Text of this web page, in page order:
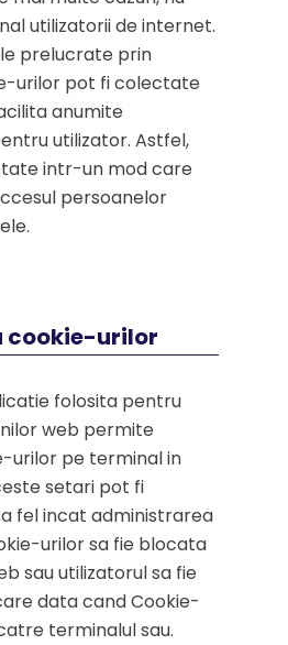
utilizatorii de internet.
prelucrate prin
urilor pot fi colectate
anumite
utilizator. Astfel,
intr-un mod care
persoanelor
cookie-urilor
folosita pentru
web permite
urilor pe terminal in
setari pot fi
fel incat administrarea
urilor sa fie blocata
sau utilizatorul sa fie
data cand Cookie-
terminalul sau.